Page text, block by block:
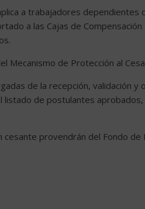
a trabajadores dependientes
a las Cajas de
Mecanismo de Protección al
de la recepción, validación
de postulantes
provendrán del Fondo de